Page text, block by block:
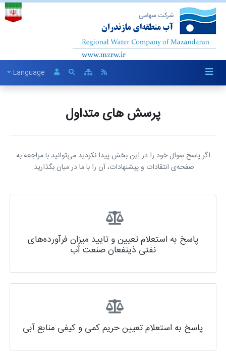
Language
پرسش های متداول
اگر پاسخ سوال خود را در این بخش پیدا نکردید می‌توانید با مراجعه به
صفحه‌ی انتقادات و پیشنهادات، آن را با ما در میان بگذارید.
پاسخ به استعلام تعیین و تایید میزان فرآورده‌های
نفتی ذینفعان صنعت آب
پاسخ به استعلام تعیین حریم کمی و کیفی منابع آبی